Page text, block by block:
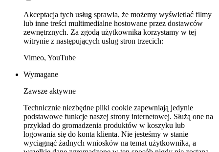
Akceptacja tych usług sprawia, że możemy wyświetlać filmy
lub inne treści multimedialne hostowane przez dostawców
zewnętrznych. Za zgodą użytkownika korzystamy w tej
witrynie z następujących usług stron trzecich:
Vimeo, YouTube
Wymagane
Zawsze aktywne
Technicznie niezbędne pliki cookie zapewniają jedynie
podstawowe funkcje naszej strony internetowej. Służą one na
przykład do gromadzenia produktów w koszyku lub
logowania się do konta klienta. Nie jesteśmy w stanie
wyciągnąć żadnych wniosków na temat użytkownika, a